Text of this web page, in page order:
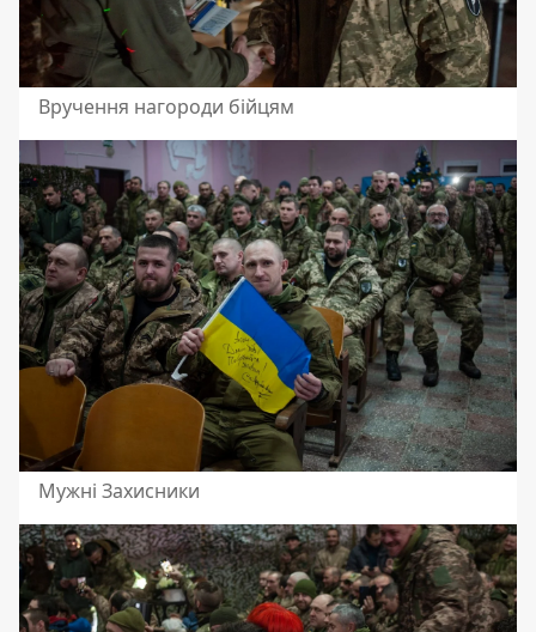
Вручення нагороди бійцям
Мужні Захисники